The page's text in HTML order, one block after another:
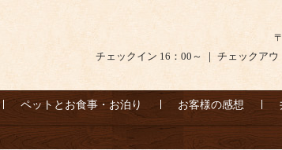
チェックイン 16：00～ ｜ チェックアウ
ペットとお食事・お泊り お客様の感想